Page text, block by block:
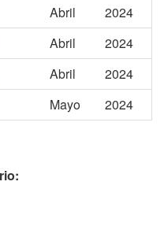
Abril
2024
Abril
2024
Abril
2024
Mayo 2024